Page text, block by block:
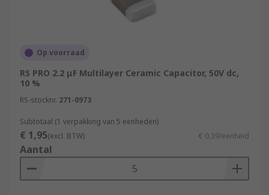
Op voorraad
RS PRO 2.2 μF Multilayer Ceramic Capacitor, 50V dc,
10 %
RS-stocknr. 271-0973
Subtotaal (1 verpakking van 5 eenheden)
€ 1,95(excl. BTW) € 0,39/eenheid
Aantal